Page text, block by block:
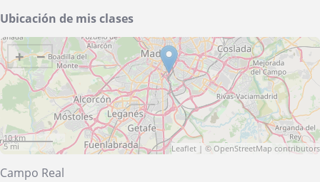
Ubicación de mis clases
+ −
10 km
5 mi
Leaflet | © OpenStreetMap contributors
Campo Real